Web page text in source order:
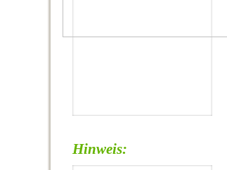
Hinweis: